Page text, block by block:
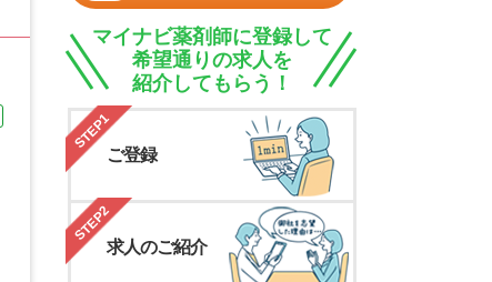
マイナビ薬剤師に登録して
希望通りの求人を
紹介してもらう！
STEP1
ご登録
STEP2
求人のご紹介